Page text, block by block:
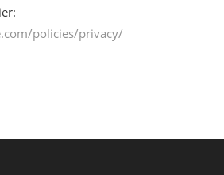
policies/privacy/